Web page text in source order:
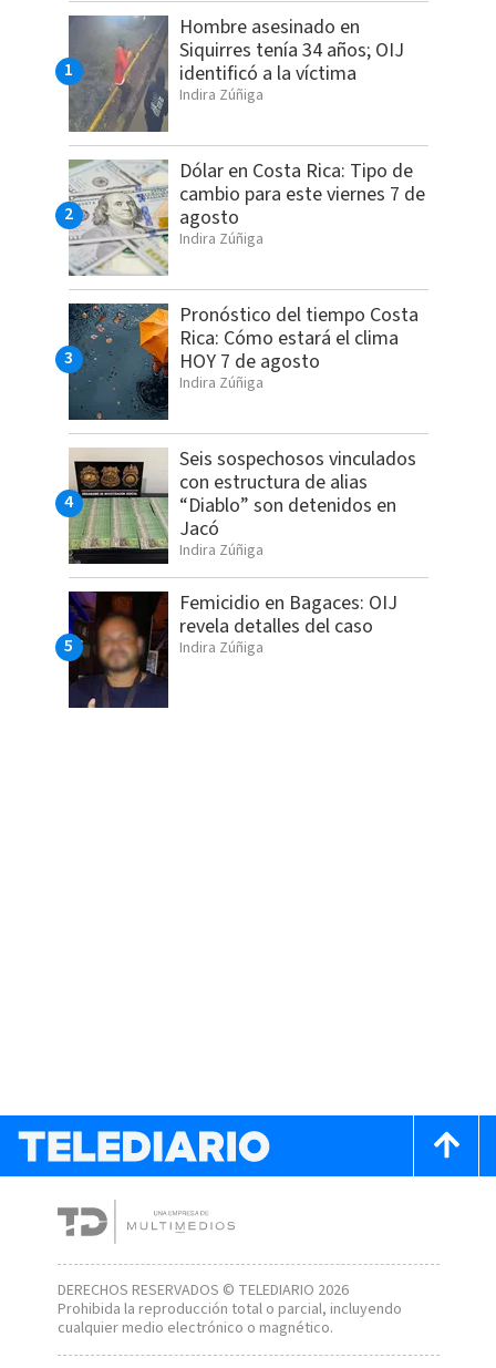
Hombre asesinado en
Siquirres tenía 34 años; OIJ
identificó a la víctima
Indira Zúñiga
Dólar en Costa Rica: Tipo de
cambio para este viernes 7 de
agosto
Indira Zúñiga
Pronóstico del tiempo Costa
Rica: Cómo estará el clima
HOY 7 de agosto
Indira Zúñiga
Seis sospechosos vinculados
con estructura de alias
“Diablo” son detenidos en
Jacó
Indira Zúñiga
Femicidio en Bagaces: OIJ
revela detalles del caso
Indira Zúñiga
DERECHOS RESERVADOS © TELEDIARIO 2026
Prohibida la reproducción total o parcial, incluyendo
cualquier medio electrónico o magnético.